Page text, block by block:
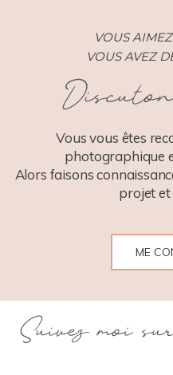
VOUS
VOUS AVEZ
Vous vous êtes
photographique
Alors faisons
projet et
ME
Suivez moi